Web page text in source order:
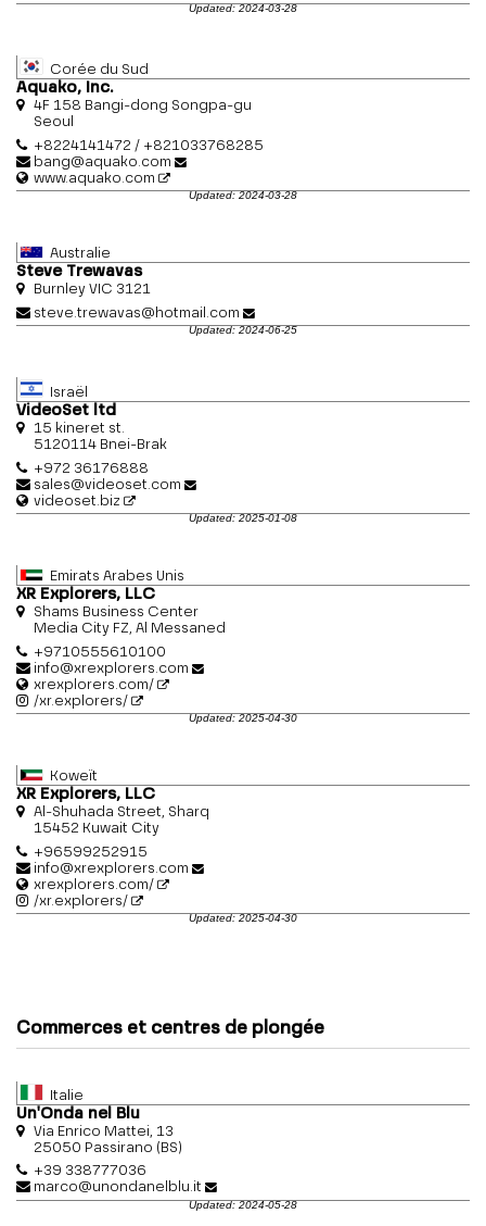
Updated: 2024-03-28
Corée du Sud
Aquako, Inc.
4F 158 Bangi-dong Songpa-gu
Seoul
+8224141472 / +821033768285
bang@aquako.com
www.aquako.com
Updated: 2024-03-28
Australie
Steve Trewavas
Burnley VIC 3121
steve.trewavas@hotmail.com
Updated: 2024-06-25
Israël
VideoSet ltd
15 kineret st.
5120114 Bnei-Brak
+972 36176888
sales@videoset.com
videoset.biz
Updated: 2025-01-08
Emirats Arabes Unis
XR Explorers, LLC
Shams Business Center
Media City FZ, Al Messaned
+9710555610100
info@xrexplorers.com
xrexplorers.com/
/xr.explorers/
Updated: 2025-04-30
Koweït
XR Explorers, LLC
Al-Shuhada Street, Sharq
15452 Kuwait City
+96599252915
info@xrexplorers.com
xrexplorers.com/
/xr.explorers/
Updated: 2025-04-30
Commerces et centres de plongée
Italie
Un'Onda nel Blu
Via Enrico Mattei, 13
25050 Passirano (BS)
+39 338777036
marco@unondanelblu.it
Updated: 2024-05-28